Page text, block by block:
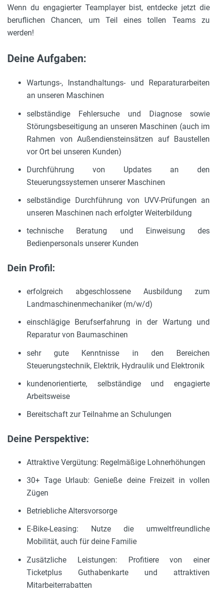
Wenn du engagierter Teamplayer bist, entdecke jetzt die
beruflichen Chancen, um Teil eines tollen Teams zu
werden!
Deine Aufgaben:
Wartungs-, Instandhaltungs- und Reparaturarbeiten
an unseren Maschinen
selbständige Fehlersuche und Diagnose sowie
Störungsbeseitigung an unseren Maschinen (auch im
Rahmen von Außendiensteinsätzen auf Baustellen
vor Ort bei unseren Kunden)
Durchführung von Updates an den
Steuerungssystemen unserer Maschinen
selbständige Durchführung von UVV-Prüfungen an
unseren Maschinen nach erfolgter Weiterbildung
technische Beratung und Einweisung des
Bedienpersonals unserer Kunden
Dein Profil:
erfolgreich abgeschlossene Ausbildung zum
Landmaschinenmechaniker (m/w/d)
einschlägige Berufserfahrung in der Wartung und
Reparatur von Baumaschinen
sehr gute Kenntnisse in den Bereichen
Steuerungstechnik, Elektrik, Hydraulik und Elektronik
kundenorientierte, selbständige und engagierte
Arbeitsweise
Bereitschaft zur Teilnahme an Schulungen
Deine Perspektive:
Attraktive Vergütung: Regelmäßige Lohnerhöhungen
30+ Tage Urlaub: Genieße deine Freizeit in vollen
Zügen
Betriebliche Altersvorsorge
E-Bike-Leasing: Nutze die umweltfreundliche
Mobilität, auch für deine Familie
Zusätzliche Leistungen: Profitiere von einer
Ticketplus Guthabenkarte und attraktiven
Mitarbeiterrabatten